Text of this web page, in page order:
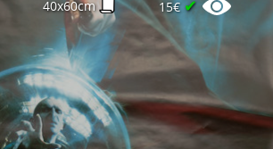
40x60cm 15€ ✔